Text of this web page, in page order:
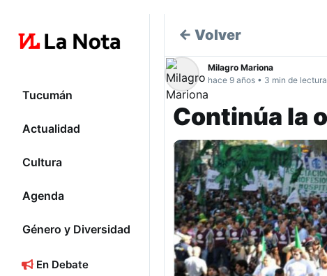
Tucumán
Actualidad
Cultura
Agenda
Género y Diversidad
En Debate
← Volver
Milagro Mariona
hace 9 años • 3 min de lectura
Continúa la